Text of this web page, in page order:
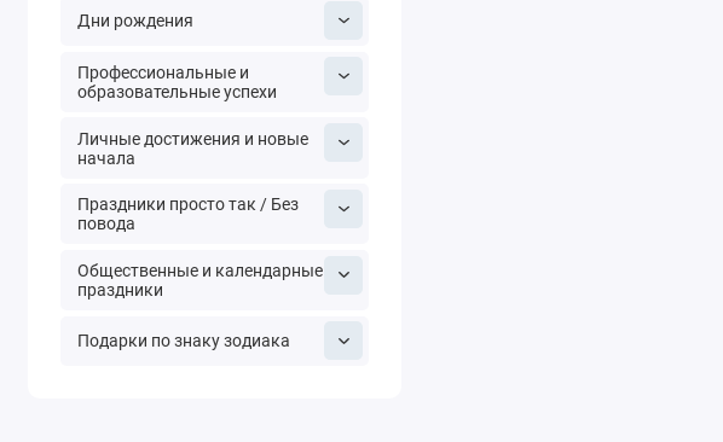
Дни рождения
Профессиональные и
образовательные успехи
Личные достижения и новые
начала
Праздники просто так / Без
повода
Общественные и календарные
праздники
Подарки по знаку зодиака